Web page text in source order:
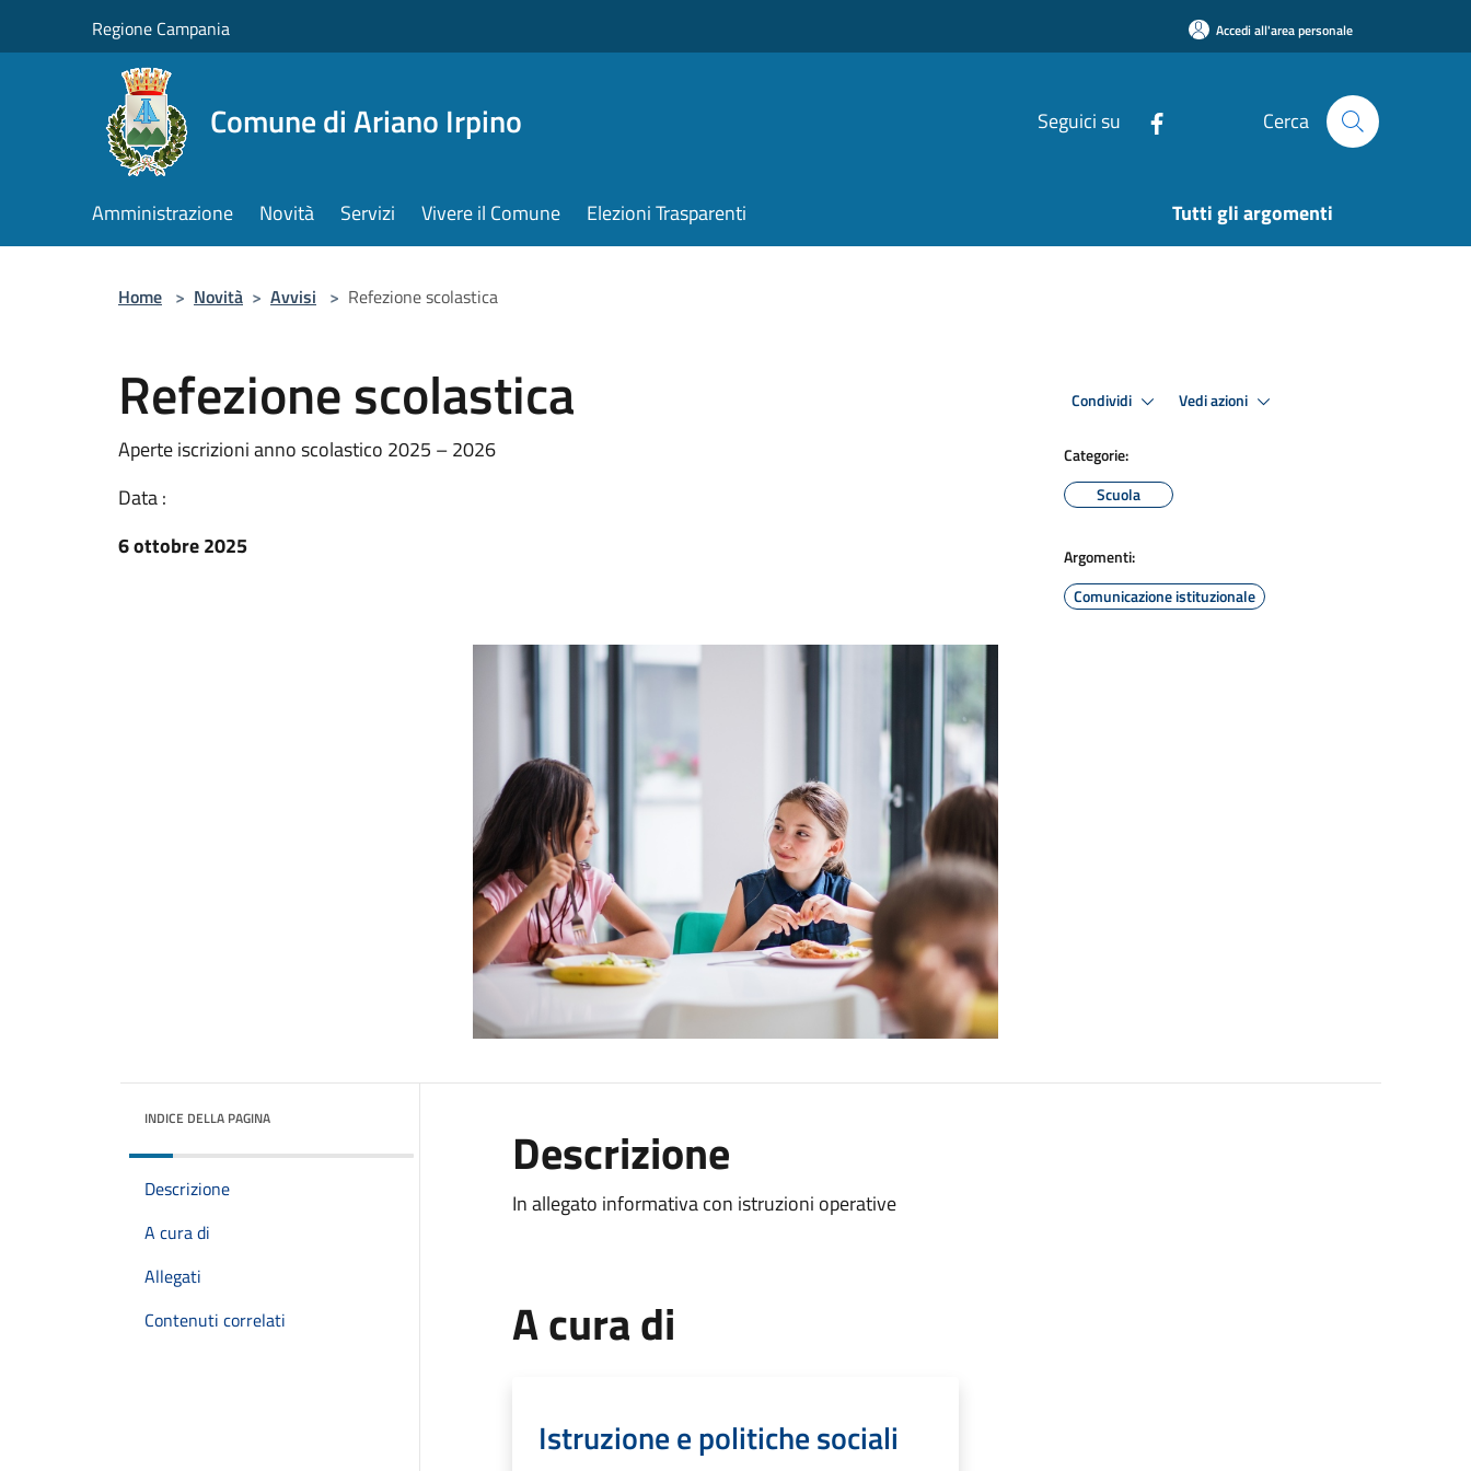
Regione Campania Accedi all'area personale
Comune di Ariano Irpino Seguici su Cerca
Amministrazione Novità Servizi Vivere il Comune Elezioni Trasparenti Tutti gli argomenti
Home > Novità > Avvisi > Refezione scolastica
Refezione scolastica
Aperte iscrizioni anno scolastico 2025 – 2026
Data :
6 ottobre 2025
Condividi Vedi azioni
Categorie:
Scuola
Argomenti:
Comunicazione istituzionale
INDICE DELLA PAGINA
Descrizione
A cura di
Allegati
Contenuti correlati
Descrizione
In allegato informativa con istruzioni operative
A cura di
Istruzione e politiche sociali